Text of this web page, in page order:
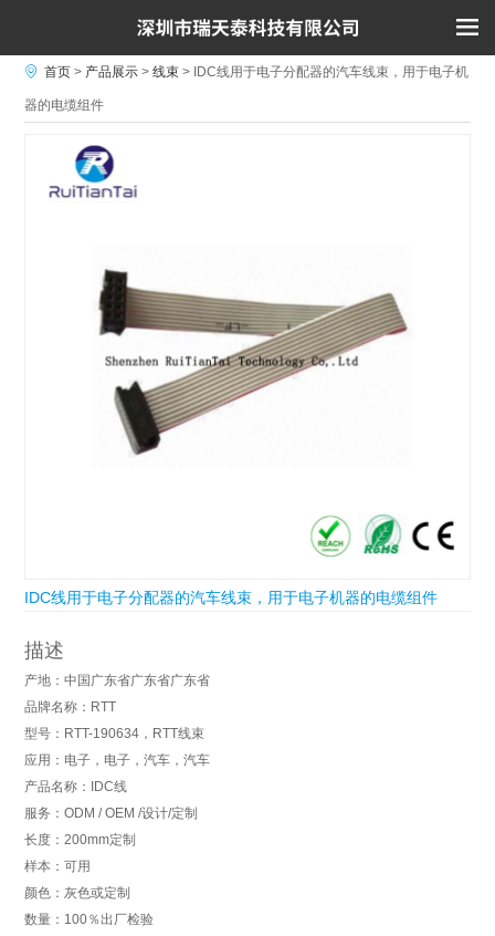
首页 > 产品展示 >线束 > IDC线用于电子分配器的汽车线束，用于电子机
器的电缆组件
IDC线用于电子分配器的汽车线束，用于电子机器的电缆组件
描述
产地：中国广东省广东省广东省
品牌名称：RTT
型号：RTT-190634，RTT线束
应用：电子，电子，汽车，汽车
产品名称：IDC线
服务：ODM / OEM /设计/定制
长度：200mm定制
样本：可用
颜色：灰色或定制
数量：100％出厂检验